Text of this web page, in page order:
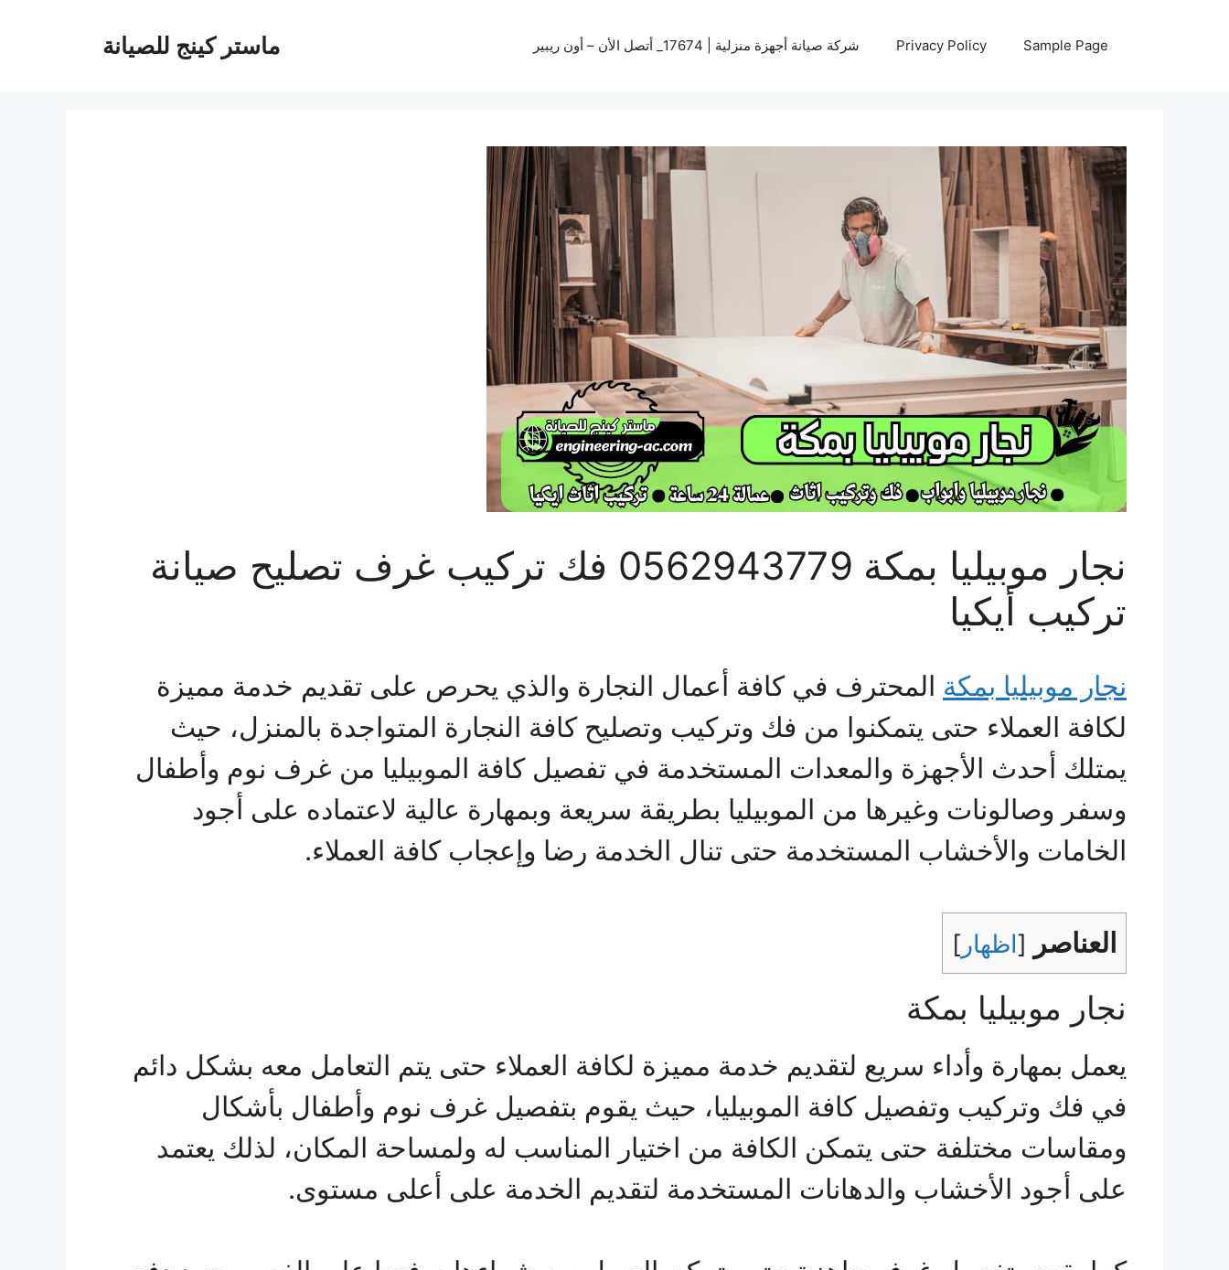
ماستر كينج للصيانة Sample Page
Privacy Policy شركة صيانة أجهزة منزلية | 17674_ أتصل الأن – أون ريبير
نجار موبيليا بمكة 0562943779 فك تركيب غرف تصليح صيانة
تركيب أيكيا
نجار موبيليا بمكة المحترف في كافة أعمال النجارة والذي يحرص على تقديم خدمة مميزة
لكافة العملاء حتى يتمكنوا من فك وتركيب وتصليح كافة النجارة المتواجدة بالمنزل، حيث
يمتلك أحدث الأجهزة والمعدات المستخدمة في تفصيل كافة الموبيليا من غرف نوم وأطفال
وسفر وصالونات وغيرها من الموبيليا بطريقة سريعة وبمهارة عالية لاعتماده على أجود
الخامات والأخشاب المستخدمة حتى تنال الخدمة رضا وإعجاب كافة العملاء.
العناصر [اظهار ]
نجار موبيليا بمكة
يعمل بمهارة وأداء سريع لتقديم خدمة مميزة لكافة العملاء حتى يتم التعامل معه بشكل دائم
في فك وتركيب وتفصيل كافة الموبيليا، حيث يقوم بتفصيل غرف نوم وأطفال بأشكال
ومقاسات مختلفة حتى يتمكن الكافة من اختيار المناسب له ولمساحة المكان، لذلك يعتمد
على أجود الأخشاب والدهانات المستخدمة لتقديم الخدمة على أعلى مستوى.